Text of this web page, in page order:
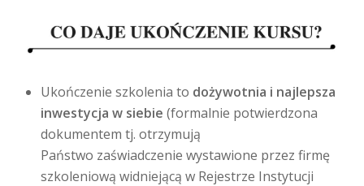
Ukończenie szkolenia to dożywotnia i najlepsza
inwestycja w siebie (formalnie potwierdzona
dokumentem tj. otrzymują
Państwo zaświadczenie wystawione przez firmę
szkoleniową widniejącą w Rejestrze Instytucji